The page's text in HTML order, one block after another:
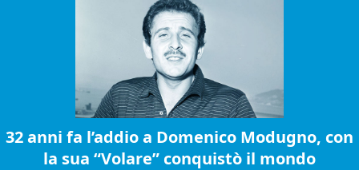
32 anni fa l’addio a Domenico Modugno, con
la sua “Volare” conquistò il mondo